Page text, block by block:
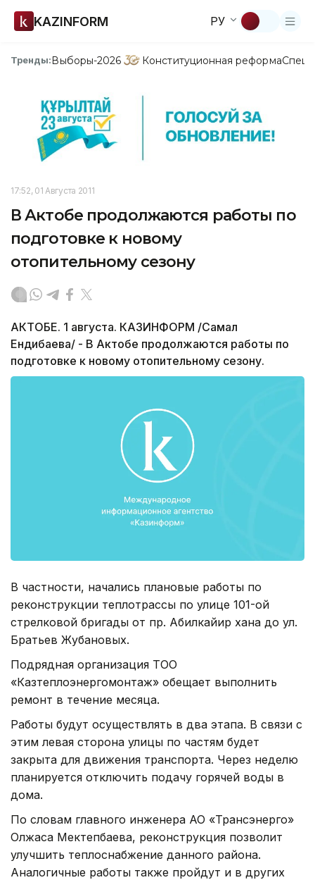
KAZINFORM РУ
Тренды:Выборы-2026 Конституционная реформа
17:52, 01 Августа 2011
В Актобе продолжаются работы по
подготовке к новому
отопительному сезону
АКТОБЕ. 1 августа. КАЗИНФОРМ /Самал
Ендибаева/ - В Актобе продолжаются работы по
подготовке к новому отопительному сезону.
В частности, начались плановые работы по
реконструкции теплотрассы по улице 101-ой
стрелковой бригады от пр. Абилкайир хана до ул.
Братьев Жубановых.
Подрядная организация ТОО
«Казтеплоэнергомонтаж» обещает выполнить
ремонт в течение месяца.
Работы будут осуществлять в два этапа. В связи с
этим левая сторона улицы по частям будет
закрыта для движения транспорта. Через неделю
планируется отключить подачу горячей воды в
дома.
По словам главного инженера АО «Трансэнерго»
Олжаса Мектепбаева, реконструкция позволит
улучшить теплоснабжение данного района.
Аналогичные работы также пройдут и в других